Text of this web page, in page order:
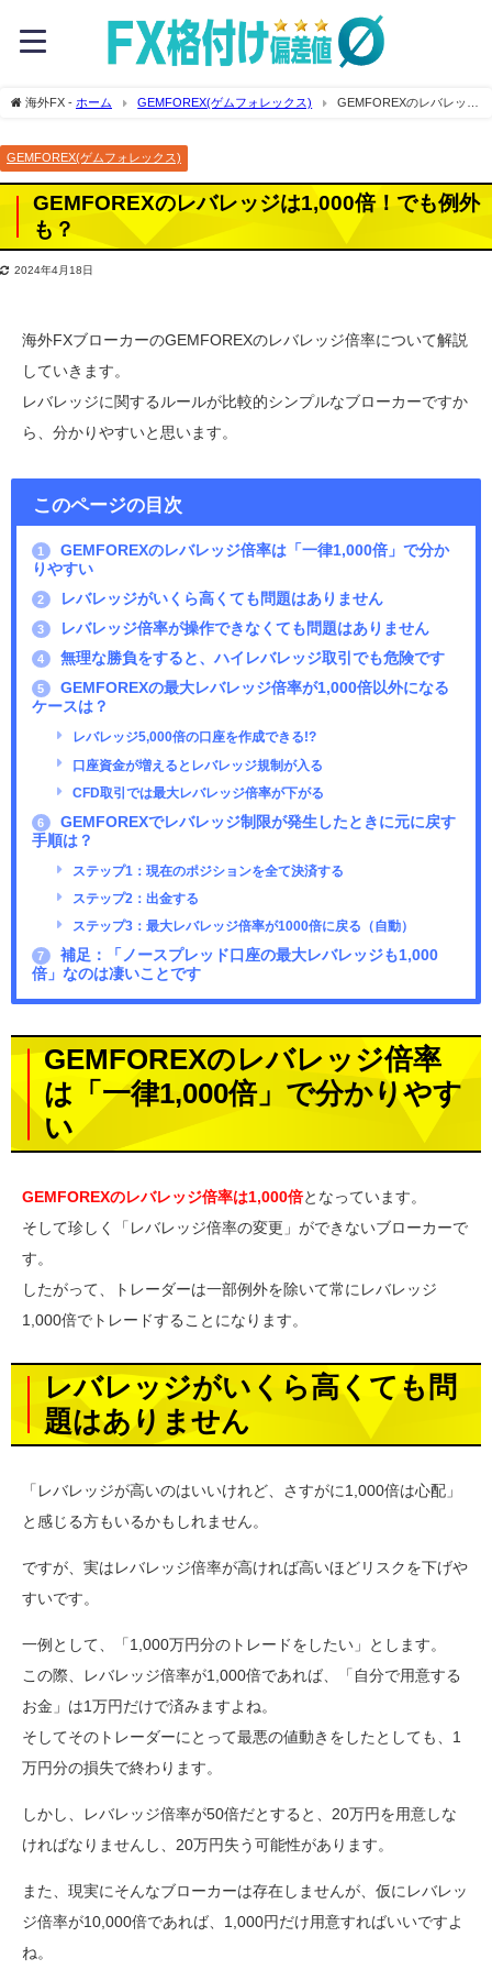
海外FX - ホーム GEMFOREX(ゲムフォレックス)
GEMFOREXのレバレッジ
GEMFOREX(ゲムフォレックス)
GEMFOREXのレバレッジは1,000倍！でも例外
も？
2024年4月18日
海外FXブローカーのGEMFOREXのレバレッジ倍率について解説
していきます。
レバレッジに関するルールが比較的シンプルなブローカーですか
ら、分かりやすいと思います。
このページの目次
1
GEMFOREXのレバレッジ倍率は「一律1,000倍」で分か
りやすい
2 レバレッジがいくら高くても問題はありません
3 レバレッジ倍率が操作できなくても問題はありません
4 無理な勝負をすると、ハイレバレッジ取引でも危険です
5
GEMFOREXの最大レバレッジ倍率が1,000倍以外になる
ケースは？
レバレッジ5,000倍の口座を作成できる!?
口座資金が増えるとレバレッジ規制が入る
CFD取引では最大レバレッジ倍率が下がる
6
GEMFOREXでレバレッジ制限が発生したときに元に戻す
手順は？
ステップ1：現在のポジションを全て決済する
ステップ2：出金する
ステップ3：最大レバレッジ倍率が1000倍に戻る（自動）
7
補足：「ノースプレッド口座の最大レバレッジも1,000
倍」なのは凄いことです
GEMFOREXのレバレッジ倍率
は「一律1,000倍」で分かりやす
い
GEMFOREXのレバレッジ倍率は1,000倍となっています。
そして珍しく「レバレッジ倍率の変更」ができないブローカーで
す。
したがって、トレーダーは一部例外を除いて常にレバレッジ
1,000倍でトレードすることになります。
レバレッジがいくら高くても問
題はありません
「レバレッジが高いのはいいけれど、さすがに1,000倍は心配」
と感じる方もいるかもしれません。
ですが、実はレバレッジ倍率が高ければ高いほどリスクを下げや
すいです。
一例として、「1,000万円分のトレードをしたい」とします。
この際、レバレッジ倍率が1,000倍であれば、「自分で用意する
お金」は1万円だけで済みますよね。
そしてそのトレーダーにとって最悪の値動きをしたとしても、1
万円分の損失で終わります。
しかし、レバレッジ倍率が50倍だとすると、20万円を用意しな
ければなりませんし、20万円失う可能性があります。
また、現実にそんなブローカーは存在しませんが、仮にレバレッ
ジ倍率が10,000倍であれば、1,000円だけ用意すればいいですよ
ね。